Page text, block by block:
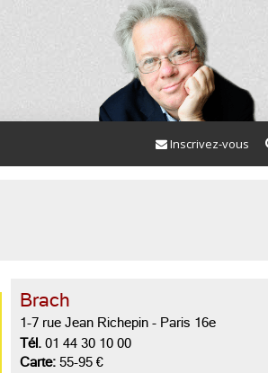
Inscrivez-vous
Brach
1-7 rue Jean Richepin - Paris 16e
Tél. 01 44 30 10 00
Carte: 55-95 €